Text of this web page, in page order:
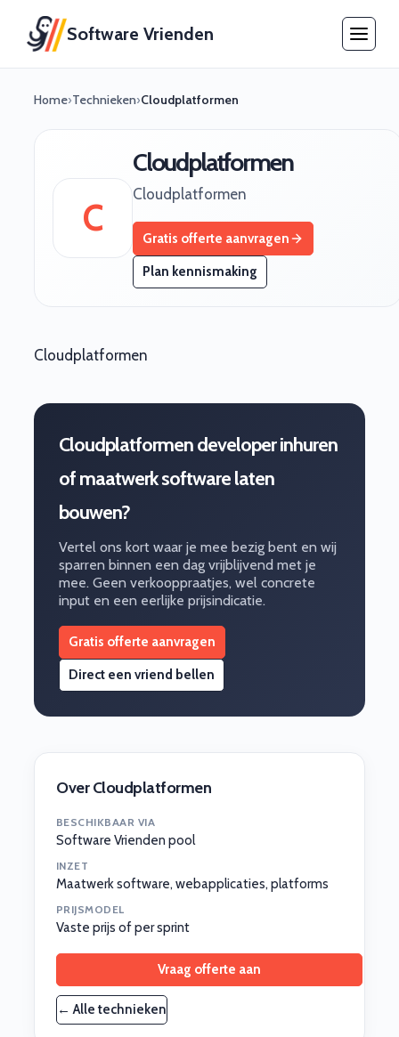
Software Vrienden
Home›Technieken›Cloudplatformen
C
Cloudplatformen
Cloudplatformen
Gratis offerte aanvragen
Plan kennismaking
Cloudplatformen
Cloudplatformen developer inhuren
of maatwerk software laten
bouwen?
Vertel ons kort waar je mee bezig bent en wij
sparren binnen een dag vrijblijvend met je
mee. Geen verkooppraatjes, wel concrete
input en een eerlijke prijsindicatie.
Gratis offerte aanvragen
Direct een vriend bellen
Over Cloudplatformen
BESCHIKBAAR VIA
Software Vrienden pool
INZET
Maatwerk software, webapplicaties, platforms
PRIJSMODEL
Vaste prijs of per sprint
Vraag offerte aan
← Alle technieken